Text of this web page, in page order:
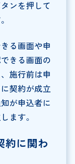
ンを押して
る画面や申
きる画面の
施行前は申
契約が成立
が申込者に
ます。
約に関わ